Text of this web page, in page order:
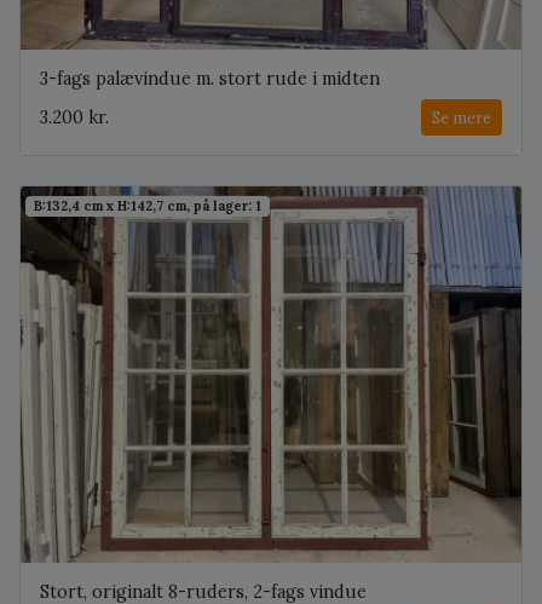
3-fags palævindue m. stort rude i midten
3.200 kr.
Se mere
B:132,4 cm x H:142,7 cm, på lager: 1
Stort, originalt 8-ruders, 2-fags vindue